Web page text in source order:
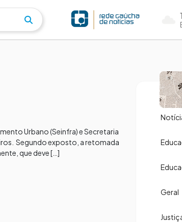
Urbano (Seinfra) e Secretaria
Segundo exposto, a retomada
que deve […]
Geral